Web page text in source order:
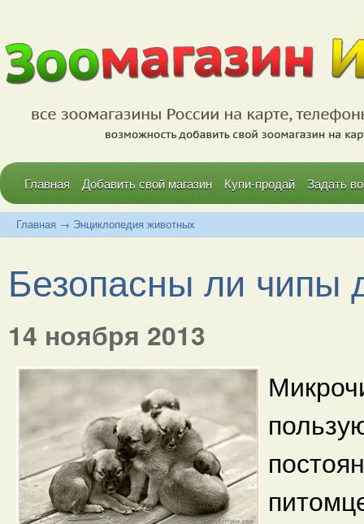
Главная Добавить свой магазин Купи-продай Задать
Главная → Энциклопедия животных
Безопасны ли чипы
14 ноября 2013